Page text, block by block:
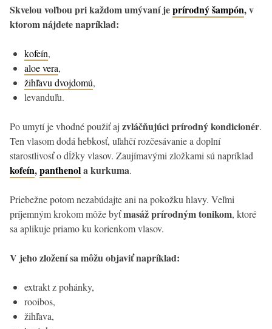
Skvelou voľbou pri každom umývaní jeprírodný šampón, v
ktorom nájdete napríklad:
kofeín,
aloe vera,
žihľavu dvojdomú,
levanduľu.
Po umytí je vhodné použiť aj zvláčňujúci prírodný kondicionér.
Ten vlasom dodá hebkosť, uľahčí rozčesávanie a doplní
starostlivosť o dĺžky vlasov. Zaujímavými zložkami sú napríklad
kofeín,panthenola kurkuma.
Priebežne potom nezabúdajte ani na pokožku hlavy. Veľmi
príjemným krokom môže byťmasáž prírodným tonikom, ktoré
sa aplikuje priamo ku korienkom vlasov.
V jeho zložení sa môžu objaviť napríklad:
extrakt z pohánky,
rooibos,
žihľava,